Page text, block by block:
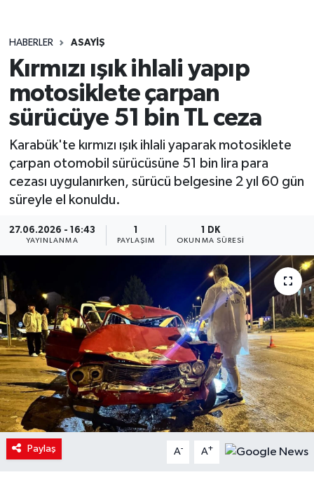
HABERLER ASAYİŞ
Kırmızı ışık ihlali yapıp
motosiklete çarpan
sürücüye 51 bin TL ceza
Karabük'te kırmızı ışık ihlali yaparak motosiklete
çarpan otomobil sürücüsüne 51 bin lira para
cezası uygulanırken, sürücü belgesine 2 yıl 60 gün
süreyle el konuldu.
27.06.2026 - 16:43
YAYINLANMA PAYLAŞIM
1 DK
OKUNMA SÜRESI
Paylaş A- A+
SPOR
YAŞAM
Son Dakika Haberleri
Haber Arşivi